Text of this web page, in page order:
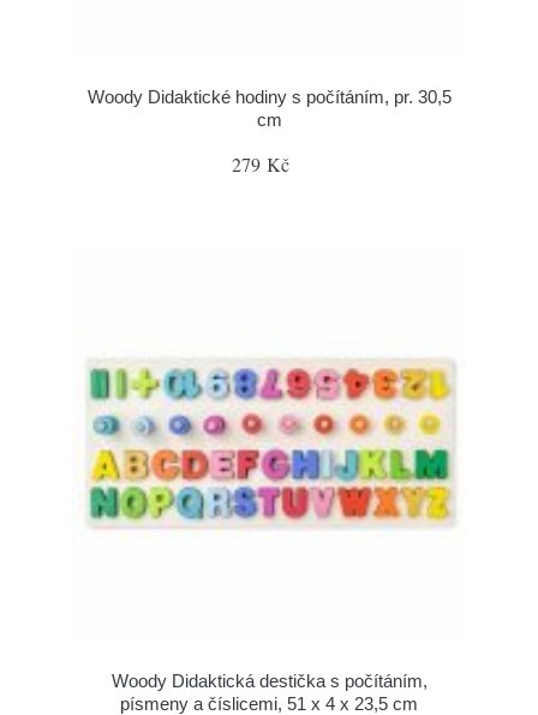
Woody Didaktické hodiny s počítáním, pr. 30,5
cm
279 Kč
Woody Didaktická destička s počítáním,
písmeny a číslicemi, 51 x 4 x 23,5 cm